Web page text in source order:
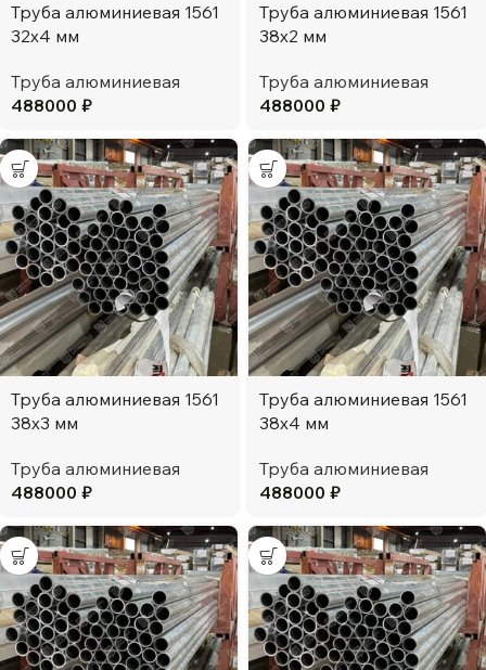
Труба алюминиевая 1561
32х4 мм
Труба алюминиевая
488000 ₽
Труба алюминиевая 1561
38х2 мм
Труба алюминиевая
488000 ₽
Труба алюминиевая 1561
38х3 мм
Труба алюминиевая
488000 ₽
Труба алюминиевая 1561
38х4 мм
Труба алюминиевая
488000 ₽